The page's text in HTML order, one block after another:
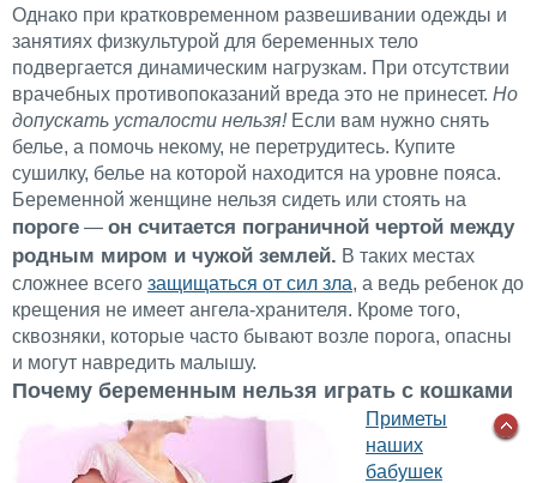
Однако при кратковременном развешивании одежды и
занятиях физкультурой для беременных тело
подвергается динамическим нагрузкам. При отсутствии
врачебных противопоказаний вреда это не принесет. Но
допускать усталости нельзя!Если вам нужно снять
белье, а помочь некому, не перетрудитесь. Купите
сушилку, белье на которой находится на уровне пояса.
Беременной женщине нельзя сидеть или стоять на
пороге — он считается пограничной чертой между
родным миром и чужой землей. В таких местах
сложнее всего защищаться от сил зла, а ведь ребенок до
крещения не имеет ангела-хранителя. Кроме того,
сквозняки, которые часто бывают возле порога, опасны
и могут навредить малышу.
Почему беременным нельзя играть с кошками
Приметы
наших
бабушек